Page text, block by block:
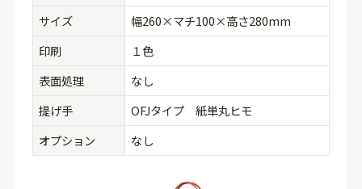
サイズ
幅260×マチ100×高さ280mm
印刷
１色
表面処理
なし
提げ手
OFJタイプ 紙単丸ヒモ
オプション
なし